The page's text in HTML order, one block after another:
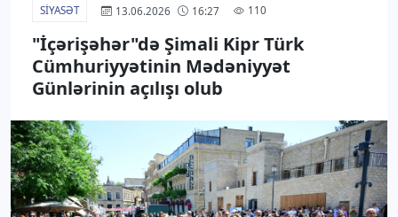
SIYASƏT 13.06.2026 16:27 110
"İçərişəhər"də Şimali Kipr Türk
Cümhuriyyətinin Mədəniyyət
Günlərinin açılışı olub